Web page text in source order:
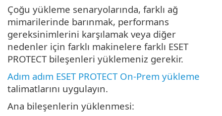
Çoğu yükleme senaryolarında, farklı ağ
mimarilerinde barınmak, performans
gereksinimlerini karşılamak veya diğer
nedenler için farklı makinelere farklı ESET
PROTECT bileşenleri yüklemeniz gerekir.
Adım adım ESET PROTECT On-Prem yükleme
talimatlarını uygulayın.
Ana bileşenlerin yüklenmesi: